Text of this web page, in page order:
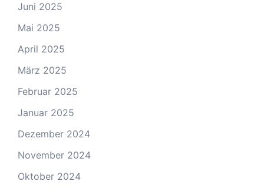
Juni 2025
Mai 2025
April 2025
März 2025
Februar 2025
Januar 2025
Dezember 2024
November 2024
Oktober 2024